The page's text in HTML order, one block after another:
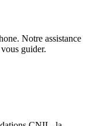
Notre assistance
guider.